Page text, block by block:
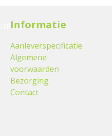
Informatie
Aanleverspecificatie
Algemene
voorwaarden
Bezorging
Contact